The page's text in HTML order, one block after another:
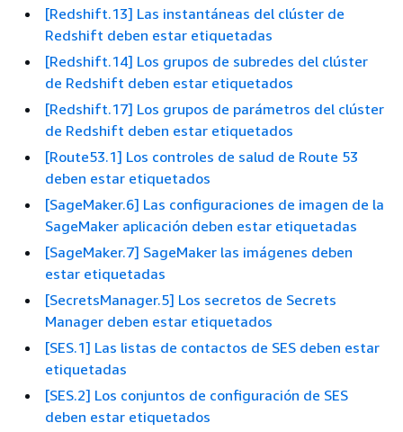
[Redshift.13] Las instantáneas del clúster de
Redshift deben estar etiquetadas
[Redshift.14] Los grupos de subredes del clúster
de Redshift deben estar etiquetados
[Redshift.17] Los grupos de parámetros del clúster
de Redshift deben estar etiquetados
[Route53.1] Los controles de salud de Route 53
deben estar etiquetados
[SageMaker.6] Las configuraciones de imagen de la
SageMaker aplicación deben estar etiquetadas
[SageMaker.7] SageMaker las imágenes deben
estar etiquetadas
[SecretsManager.5] Los secretos de Secrets
Manager deben estar etiquetados
[SES.1] Las listas de contactos de SES deben estar
etiquetadas
[SES.2] Los conjuntos de configuración de SES
deben estar etiquetados